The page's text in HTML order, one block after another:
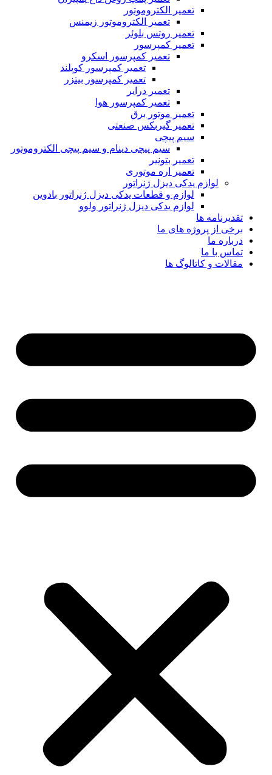
تعمیر الکتروموتور
تعمیر الکتروموتور زیمنس
تعمیر روتس بلوئر
تعمیر کمپرسور
تعمیر کمپرسور اسکرو
تعمیر کمپرسور کوپلند
تعمیر کمپرسور بیتزر
تعمیر درایر
تعمیر کمپرسور هوا
تعمیر موتور برق
تعمیر گیربکس صنعتی
سیم پیچی
سیم پیچی دینام و سیم پیچی الکتروموتور
تعمیر بتونیر
تعمیر اره موتوری
لوازم یدکی دیزل ژنراتور
لوازم و قطعات یدکی دیزل ژنراتور بادوین
لوازم یدکی دیزل ژنراتور ولوو
تقدیرنامه ها
برخی از پروژه های ما
درباره ما
تماس با ما
مقالات و کاتالوگ ها